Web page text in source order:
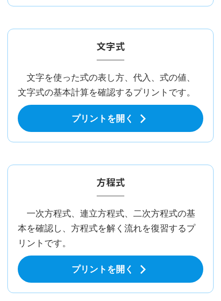
文字式
文字を使った式の表し方、代入、式の値、
文字式の基本計算を確認するプリントです。
プリントを開く
方程式
一次方程式、連立方程式、二次方程式の基
本を確認し、方程式を解く流れを復習するプ
リントです。
プリントを開く